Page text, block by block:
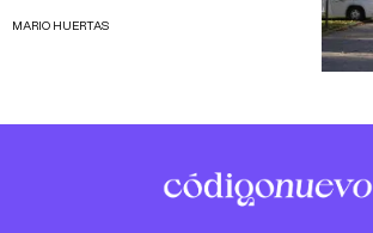
MARIO HUERTAS